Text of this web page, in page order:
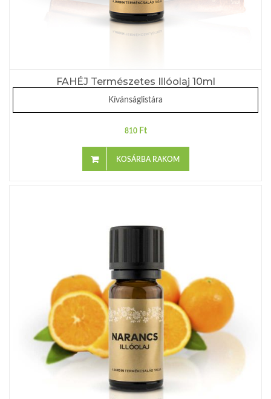
FAHÉJ Természetes Illóolaj 10ml
Kívánságlistára
810 Ft
KOSÁRBA RAKOM